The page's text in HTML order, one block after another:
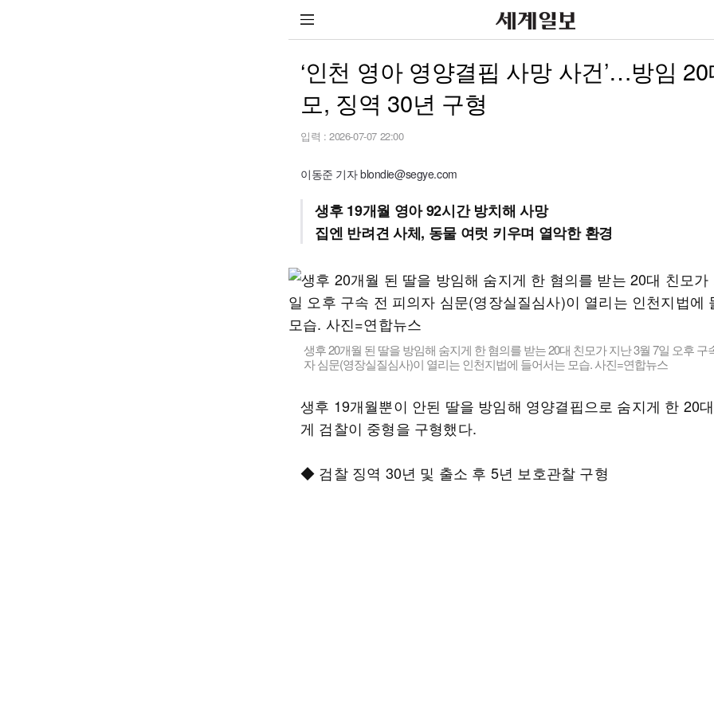
‘인천 영아 영양결핍 사망 사건’…방임 20
모, 징역 30년 구형
입력 : 2026-07-07 22:00
이동준 기자 blondie@segye.com
생후 19개월 영아 92시간 방치해 사망
집엔 반려견 사체, 동물 여럿 키우며 열악한 환경
생후 20개월 된 딸을 방임해 숨지게 한 혐의를 받는 20대 친모가 지난 3월 7일 오후 구
자 심문(영장실질심사)이 열리는 인천지법에 들어서는 모습. 사진=연합뉴스
생후 19개월뿐이 안된 딸을 방임해 영양결핍으로 숨지게 한 20
게 검찰이 중형을 구형했다.
◆ 검찰 징역 30년 및 출소 후 5년 보호관찰 구형